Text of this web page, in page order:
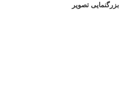
بزرگنمایی تصویر